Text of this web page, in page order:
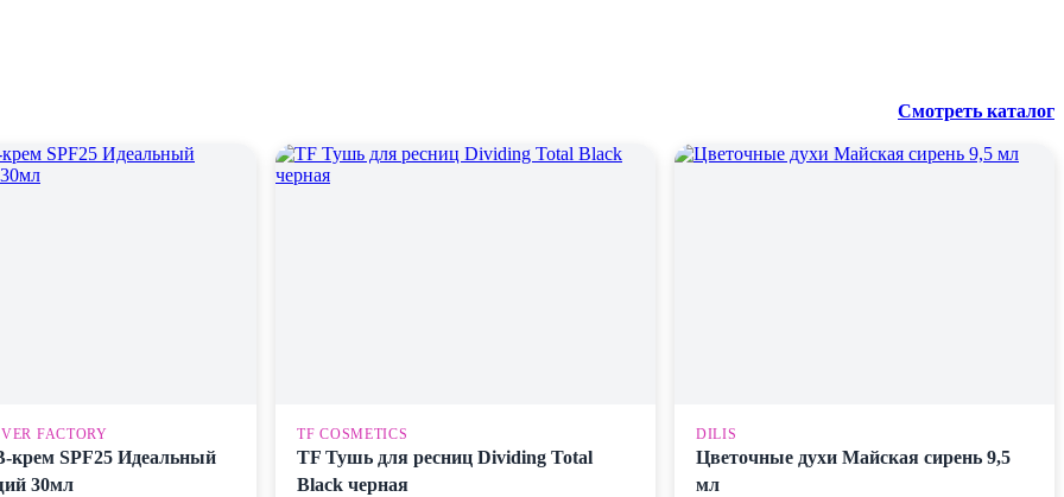
Смотреть каталог
FACTORY
крем SPF25 Идеальный
30мл
TF COSMETICS
TF Тушь для ресниц Dividing Total
Black черная
DILIS
Цветочные духи Майская сирень 9,5
мл